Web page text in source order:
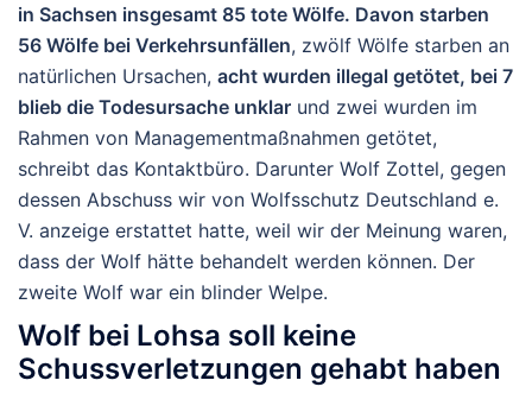
in Sachsen insgesamt 85 tote Wölfe. Davon starben
56 Wölfe bei Verkehrsunfällen, zwölf Wölfe starben an
natürlichen Ursachen, acht wurden illegal getötet, bei 7
blieb die Todesursache unklar und zwei wurden im
Rahmen von Managementmaßnahmen getötet,
schreibt das Kontaktbüro. Darunter Wolf Zottel, gegen
dessen Abschuss wir von Wolfsschutz Deutschland e.
V. anzeige erstattet hatte, weil wir der Meinung waren,
dass der Wolf hätte behandelt werden können. Der
zweite Wolf war ein blinder Welpe.
Wolf bei Lohsa soll keine
Schussverletzungen gehabt haben